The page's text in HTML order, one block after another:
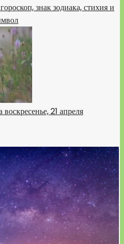
знак зодиака, стихия и
21 апреля